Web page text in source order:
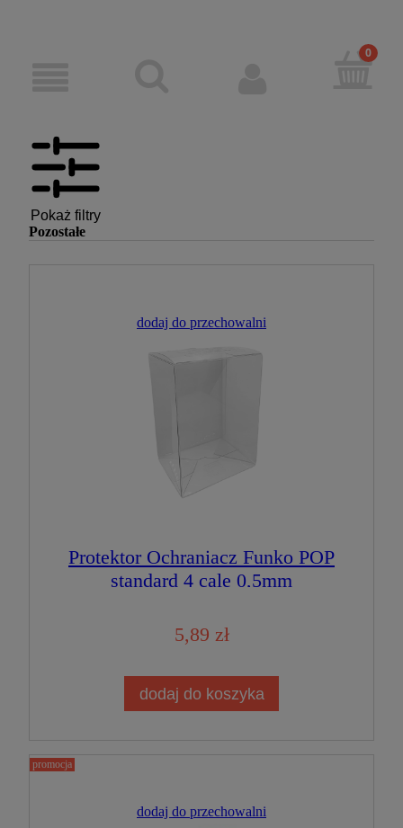
Pokaż filtry
Pozostałe
dodaj do przechowalni
Protektor Ochraniacz Funko POP
standard 4 cale 0,5mm
Kolekcjonerska
5,89 zł
dodaj do koszyka
dodaj do przechowalni
promocja